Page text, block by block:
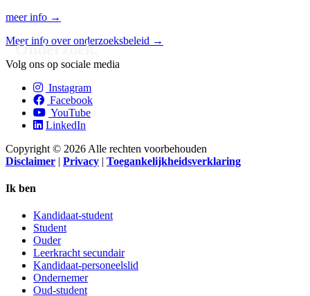
Onderzoek.
meer info →
Meer info over onderzoeksbeleid →
Volg ons op sociale media
Instagram
Facebook
YouTube
LinkedIn
Copyright © 2026 Alle rechten voorbehouden
Disclaimer | Privacy | Toegankelijkheidsverklaring
Ik ben
Kandidaat-student
Student
Ouder
Leerkracht secundair
Kandidaat-personeelslid
Ondernemer
Oud-student